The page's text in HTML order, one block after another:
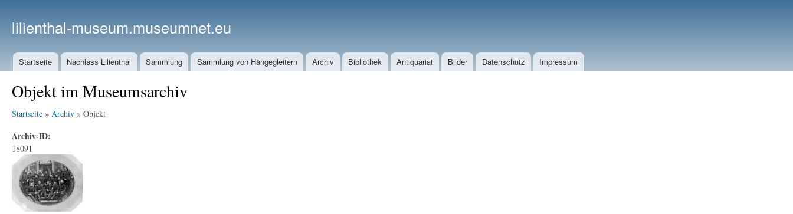
lilienthal-museum.museumnet.eu
Startseite Nachlass Lilienthal Sammlung Sammlung von Hängegleitern Archiv Bibliothek Antiquariat Bilder Datenschutz Impressum
Objekt im Museumsarchiv
Startseite » Archiv » Objekt
Archiv-ID:
18091